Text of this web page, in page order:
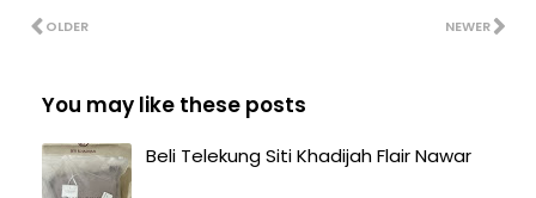
NEWER
OLDER
You may like these posts
Beli Telekung Siti Khadijah Flair Nawar